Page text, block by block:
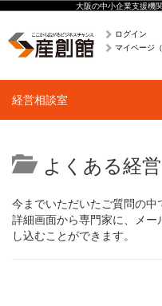
大阪の中小企業支援機
ログイン
マイページ
経営相談室
よくある経
今までいただいたご質問の中
詳細画面から専門家に、メー
し込むことができます。